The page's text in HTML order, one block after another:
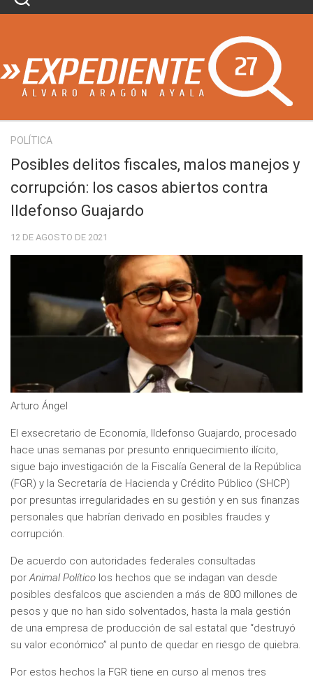
Skip
POLÍTICA
Posibles delitos fiscales, malos manejos y
corrupción: los casos abiertos contra
Ildefonso Guajardo
12 DE AGOSTO DE 2021
Arturo Ángel
El exsecretario de Economía, Ildefonso Guajardo, procesado
hace unas semanas por presunto enriquecimiento ilícito,
sigue bajo investigación de la Fiscalía General de la República
(FGR) y la Secretaría de Hacienda y Crédito Público (SHCP)
por presuntas irregularidades en su gestión y en sus finanzas
personales que habrían derivado en posibles fraudes y
corrupción.
De acuerdo con autoridades federales consultadas
porAnimal Político los hechos que se indagan van desde
posibles desfalcos que ascienden a más de 800 millones de
pesos y que no han sido solventados, hasta la mala gestión
de una empresa de producción de sal estatal que “destruyó
su valor económico” al punto de quedar en riesgo de quiebra.
Por estos hechos la FGR tiene en curso al menos tres